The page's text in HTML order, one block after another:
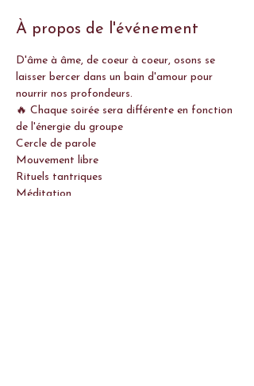
À propos de l'événement
D'âme à âme, de coeur à coeur, osons se
laisser bercer dans un bain d'amour pour
nourrir nos profondeurs.
🔥 Chaque soirée sera différente en fonction
de l'énergie du groupe
Cercle de parole
Mouvement libre
Rituels tantriques
Méditation